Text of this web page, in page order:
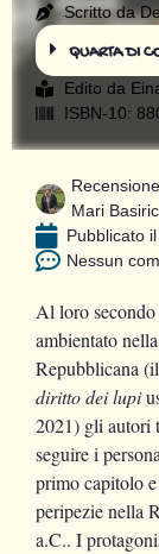
Scritto da
QUARTA DI
Edito da
ISBN-10:
Mari
Pubblicato il
Nessun
Al loro
ambientato
Repubblicana
diritto dei lupi
2021) gli autori
seguire i
primo capitolo
peripezie nella
a.C.. I